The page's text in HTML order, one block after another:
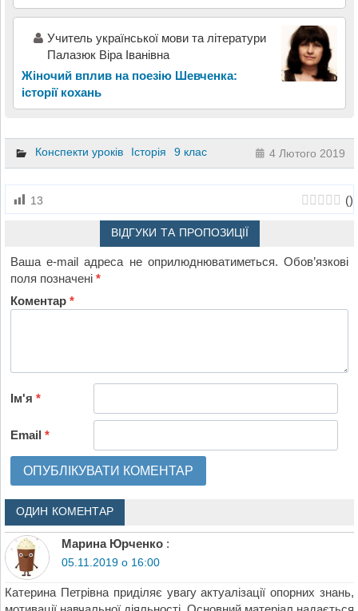
Учитель української мови та літератури
Палазюк Віра Іванівна
Жіночий вплив на поезію Шевченка:
історії кохань
Конспекти уроків Історія 9 клас 4 Лютого 2019
13 ()
ВІДГУКИ ТА ПРОПОЗИЦІЇ
Ваша e-mail адреса не оприлюднюватиметься. Обов’язкові
поля позначені*
Коментар*
Ім'я*
Email*
ОДИН КОМЕНТАР
Марина Юрченко :
05.11.2019 о 16:00
Катерина Петрівна приділяє увагу актуалізації опорних знань,